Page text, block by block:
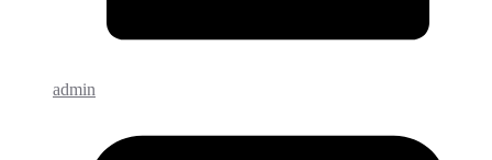
admin